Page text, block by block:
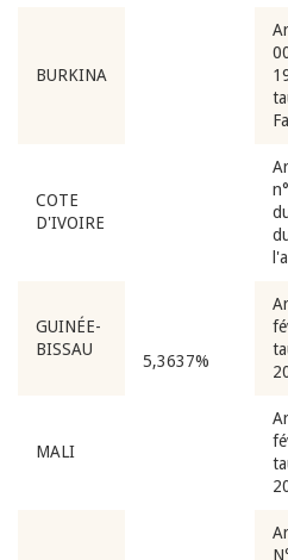
5,3637%
BURKINA
COTE
D'IVOIRE
GUINÉE-
BISSAU
MALI